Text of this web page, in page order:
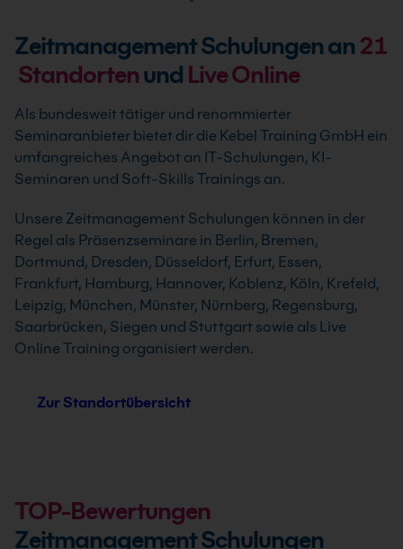
Zeitmanagement Schulungen an 21
Standortenund Live Online
Als bundesweit tätiger und renommierter
Seminaranbieter bietet dir die Kebel Training GmbH ein
umfangreiches Angebot an IT-Schulungen, KI-
Seminaren und Soft-Skills Trainings an.
Unsere Zeitmanagement Schulungen können in der
Regel als Präsenzseminare in Berlin, Bremen,
Dortmund, Dresden, Düsseldorf, Erfurt, Essen,
Frankfurt, Hamburg, Hannover, Koblenz, Köln, Krefeld,
Leipzig, München, Münster, Nürnberg, Regensburg,
Saarbrücken, Siegen und Stuttgart sowie als Live
Online Training organisiert werden.
Zur Standortübersicht
TOP-Bewertungen
Zeitmanagement Schulungen